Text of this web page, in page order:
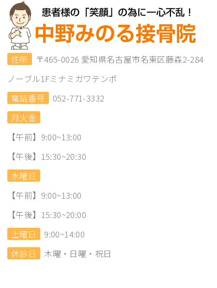
住所
〒465-0026 愛知県名古屋市名東区藤森2-284
ノーブル1Fミナミガワテンポ
電話番号
052-771-3332
月火金
【午前】9:00~13:00
【午後】15:30~20:30
水曜日
【午前】9:00~13:00
【午後】15:30~20:00
土曜日
9:00~14:00
休診日
木曜・日曜・祝日